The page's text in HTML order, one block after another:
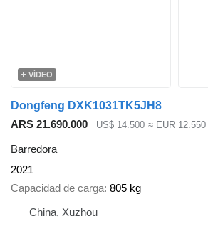
VÍDEO
Dongfeng DXK1031TK5JH8
ARS 21.690.000
US$ 14.500 ≈ EUR 12.550
Barredora
2021
Capacidad de carga 805 kg
China, Xuzhou